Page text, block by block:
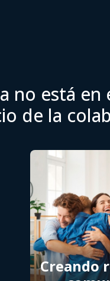
no está
de la
Creando